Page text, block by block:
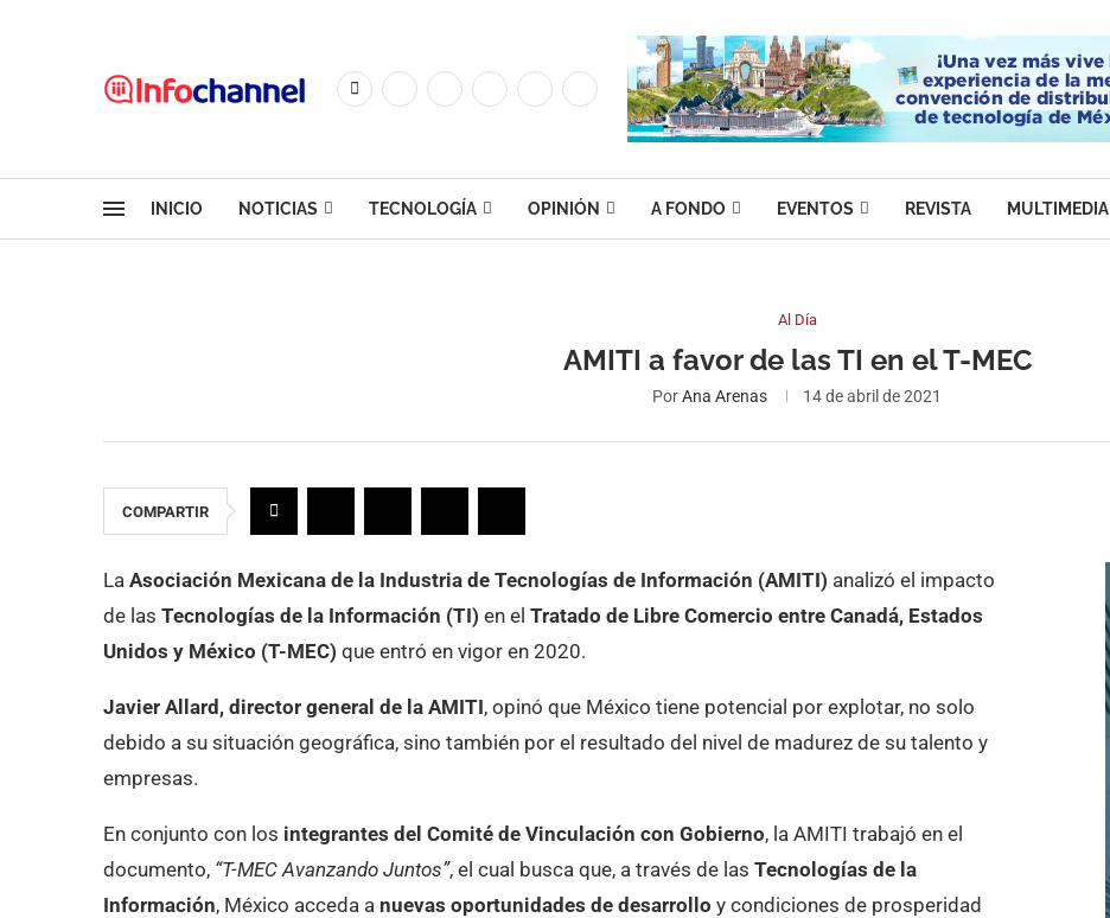
INICIO NOTICIAS TECNOLOGÍA OPINIÓN A FONDO EVENTOS REVISTA MULTIMEDIA
Al Día
AMITI a favor de las TI en el T-MEC
PorAna Arenas 14 de abril de 2021
COMPARTIR
La Asociación Mexicana de la Industria de Tecnologías de Información (AMITI) analizó el impacto
de las Tecnologías de la Información (TI) en el Tratado de Libre Comercio entre Canadá, Estados
Unidos y México (T-MEC) que entró en vigor en 2020.
Javier Allard, director general de la AMITI, opinó que México tiene potencial por explotar, no solo
debido a su situación geográfica, sino también por el resultado del nivel de madurez de su talento y
empresas.
En conjunto con los integrantes del Comité de Vinculación con Gobierno, la AMITI trabajó en el
documento, “T-MEC Avanzando Juntos”, el cual busca que, a través de las Tecnologías de la
Información, México acceda a nuevas oportunidades de desarrollo y condiciones de prosperidad